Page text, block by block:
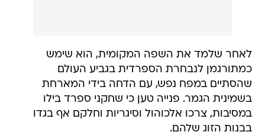
לאחר שלמד את השפה המקומית, הוא שימש
כמתורגמן לנבחרת הספרדית בגביע העולם
שהסתיים במפח נפש, עם הדחה בידי המארחת
בשמינית הגמר. פנייה טען כי שחקני ספרד בילו
במסיבות, צרכו אלכוהול וסיגריות וחלקם אף בגדו
בבנות הזוג שלהם.